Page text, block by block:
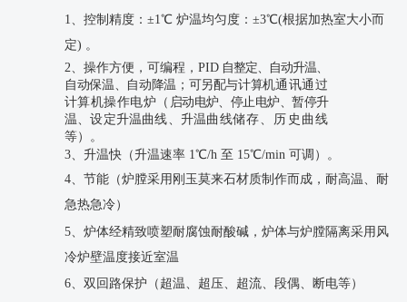
1、 控制精度 ： ±1℃ 炉温均匀 度 ： ±3℃(根据加热室大小而
定) 。
2 、操作方便，可编程， PID 自整定、自动升温、
自动保温、自动降温；可另配与计算机通讯通过
计算机操作电炉 （ 启动电炉、停止电炉、暂停升
温、设定升温曲线、升温曲线储存、历史曲线
等）。
3、升温快（升温速率 1℃/h 至 15℃/min 可调）。
4、节能（炉膛采用刚玉莫来石材质制作而成，耐高温、耐
急热急冷）
5、炉体经精致喷塑耐腐蚀耐酸碱，炉体与炉膛隔离采用风
冷炉壁温度接近室温
6、双回路保护（超温、超压、超流、段偶、断电等）